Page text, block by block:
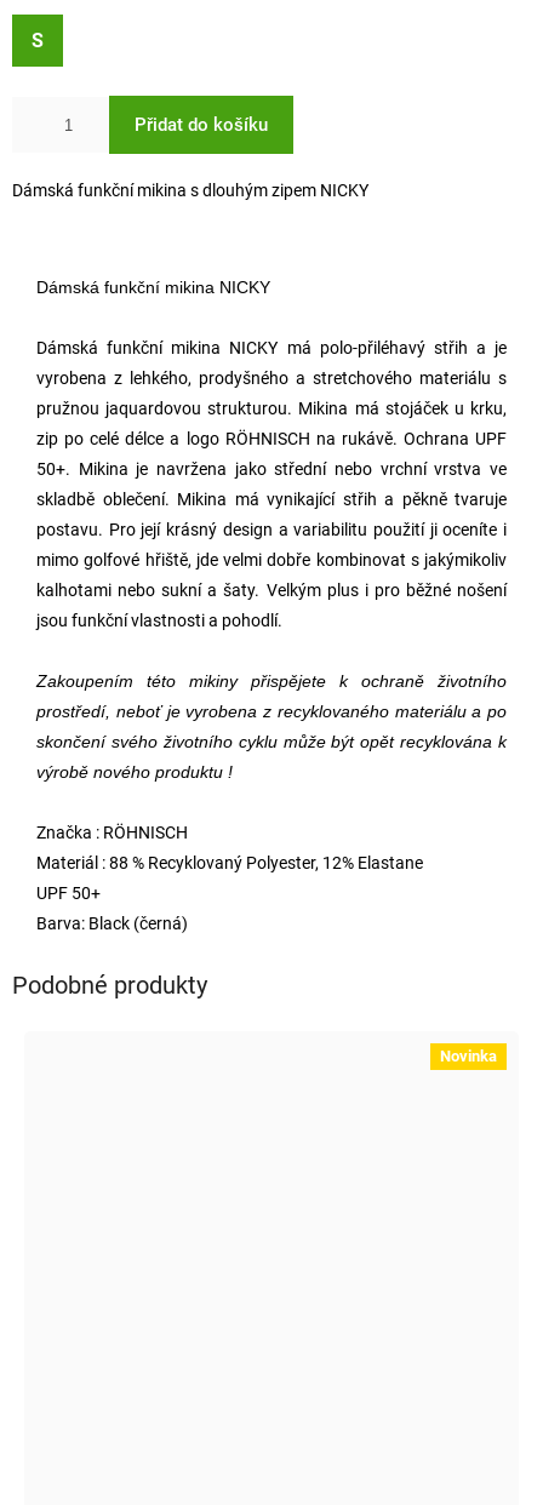
S
Přidat do košíku
Dámská funkční mikina s dlouhým zipem NICKY
Dámská funkční mikina NICKY
Dámská funkční mikina NICKY má polo-přiléhavý střih a je
vyrobena z lehkého, prodyšného a stretchového materiálu s
pružnou jaquardovou strukturou. Mikina má stojáček u krku,
zip po celé délce a logo RÖHNISCH na rukávě. Ochrana UPF
50+. Mikina je navržena jako střední nebo vrchní vrstva ve
skladbě oblečení. Mikina má vynikající střih a pěkně tvaruje
postavu. Pro její krásný design a variabilitu použití ji oceníte i
mimo golfové hřiště, jde velmi dobře kombinovat s jakýmikoliv
kalhotami nebo sukní a šaty. Velkým plus i pro běžné nošení
jsou funkční vlastnosti a pohodlí.
Zakoupením této mikiny přispějete k ochraně životního
prostředí, neboť je vyrobena z recyklovaného materiálua po
skončení svého životního cyklu může být opět recyklována k
výrobě nového produktu !
Značka : RÖHNISCH
Materiál : 88 % Recyklovaný Polyester, 12% Elastane
UPF 50+
Barva: Black (černá)
Podobné produkty
Novinka